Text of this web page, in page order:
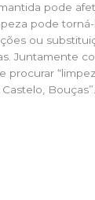
pode
pode
ou
Juntamente
procurar
Bouças”.